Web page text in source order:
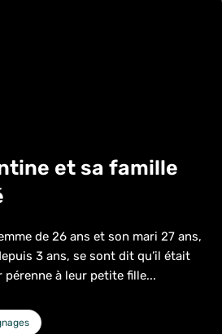
et sa famille
de 26 ans et son mari 27 ans,
3 ans, se sont dit qu’il était
pérenne à leur petite fille...
: